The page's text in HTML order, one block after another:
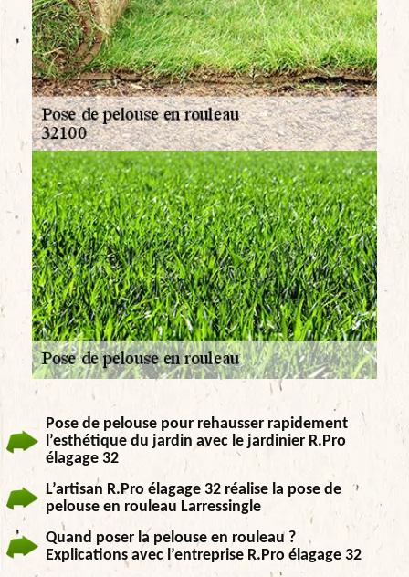
Pose de pelouse pour rehausser rapidement
l’esthétique du jardin avec le jardinier R.Pro
élagage 32
L’artisan R.Pro élagage 32 réalise la pose de
pelouse en rouleau Larressingle
Quand poser la pelouse en rouleau ?
Explications avec l’entreprise R.Pro élagage 32